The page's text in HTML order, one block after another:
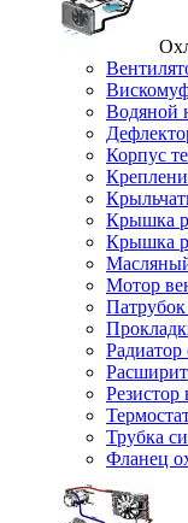
Водяной
Корпус
Крышка
Крышка
Мотор
Радиатор
Резистор
Трубка
Фланец